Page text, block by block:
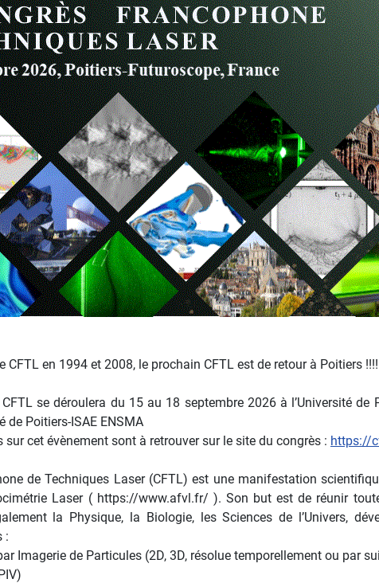
CFTL en 1994 et 2008, le prochain CFTL est de retour à Poitiers !!!!
se déroulera du 15 au 18 septembre 2026 à l’Université
de Poitiers-ISAE ENSMA
cet évènement sont à retrouver sur le site du congrès : https://
de Techniques Laser (CFTL) est une manifestation
Laser ( https://www.afvl.fr/ ). Son but est de réunir
la Physique, la Biologie, les Sciences de l’Univers,
:
Imagerie de Particules (2D, 3D, résolue temporellement ou par